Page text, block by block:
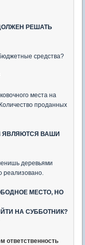
РЕШАТЬ
средства?
места на
проданных
ЯВЛЯЮТСЯ ВАШИ
деревьями
реализовано.
МЕСТО, НО
НА СУББОТНИК?
ответственность